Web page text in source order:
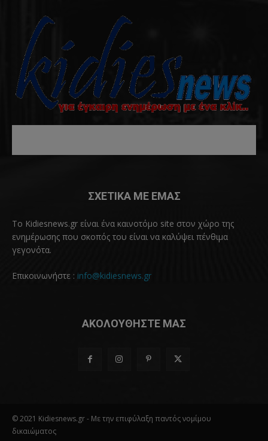
ΣΧΕΤΙΚΑ ΜΕ ΕΜΑΣ
Το Kidiesnews.gr είναι ένα καινοτόμο site στον χώρο της
ενημέρωσης που σκοπός του είναι να καλύψει πένθιμα
γεγονότα.
Επικοινωνήστε : info@kidiesnews.gr
ΑΚΟΛΟΥΘΗΣΤΕ ΜΑΣ
© 2021 Kidiesnews.gr - Με την επιφύλαξη παντός νομίμου
δικαιώματος